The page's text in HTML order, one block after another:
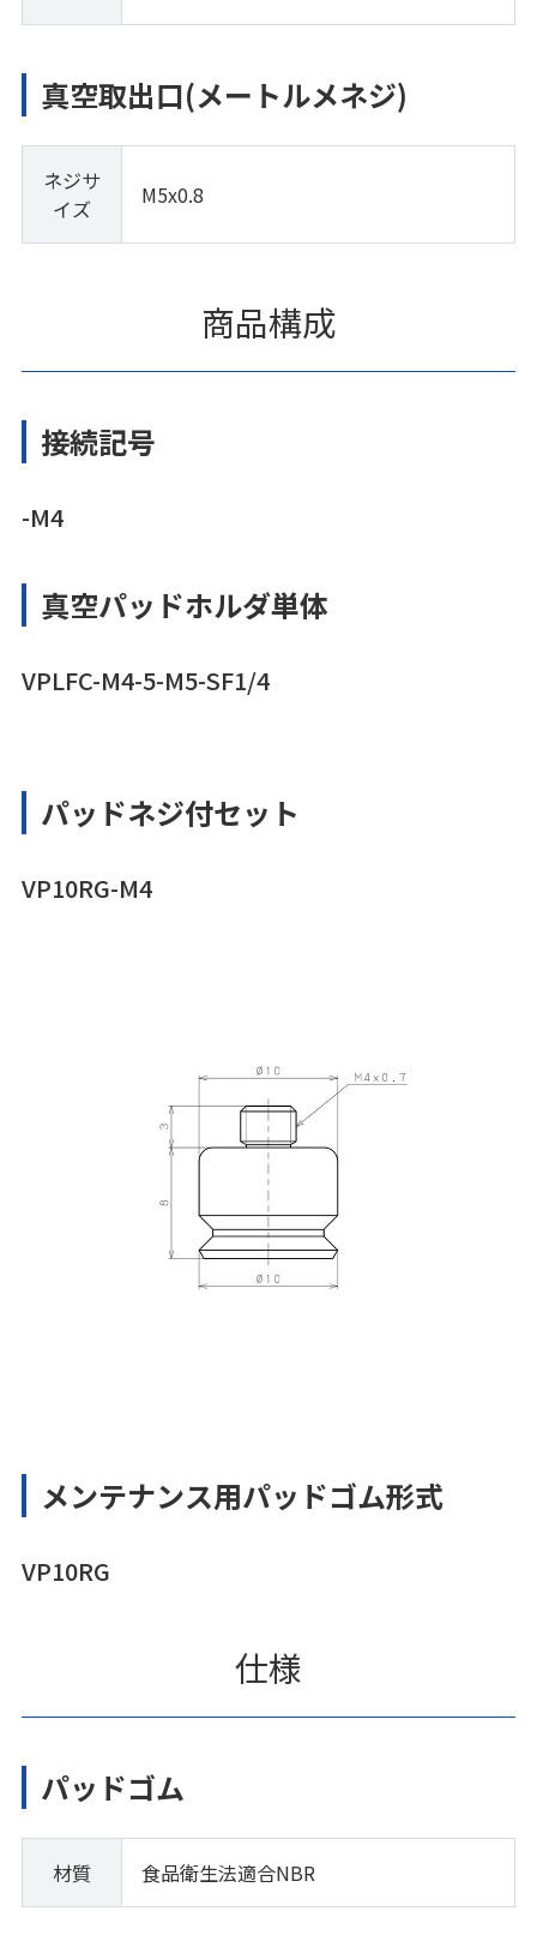
真空取出口(メートルメネジ)
ネジサ
イズ
M5x0.8
商品構成
接続記号
-M4
真空パッドホルダ単体
VPLFC-M4-5-M5-SF1/4
パッドネジ付セット
VP10RG-M4
メンテナンス用パッドゴム形式
VP10RG
仕様
パッドゴム
材質 食品衛生法適合NBR